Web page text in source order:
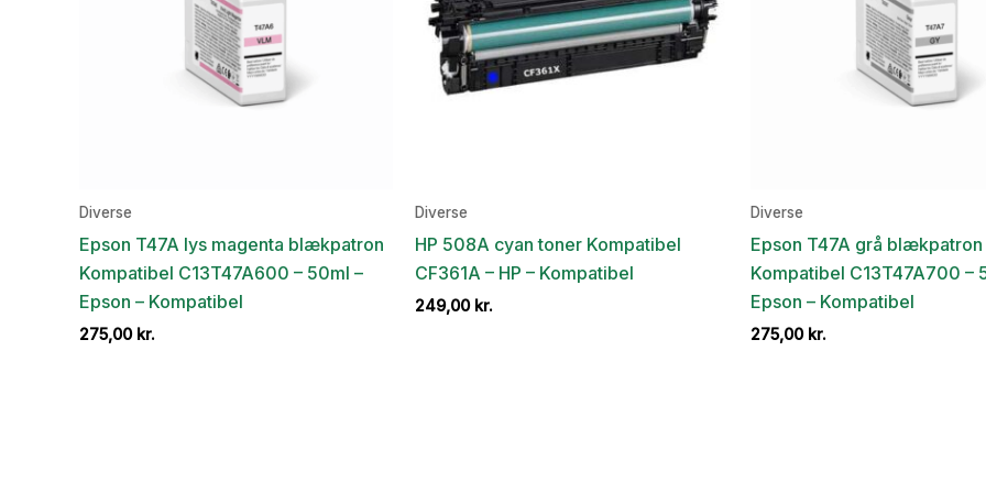
Diverse
Epson T47A lys magenta blækpatron
Kompatibel C13T47A600 – 50ml –
Epson – Kompatibel
275,00 kr.
Diverse
HP 508A cyan toner Kompatibel
CF361A – HP – Kompatibel
249,00 kr.
Diverse
Epson T47A grå blækpatron
Kompatibel C13T47A700 –
Epson – Kompatibel
275,00 kr.